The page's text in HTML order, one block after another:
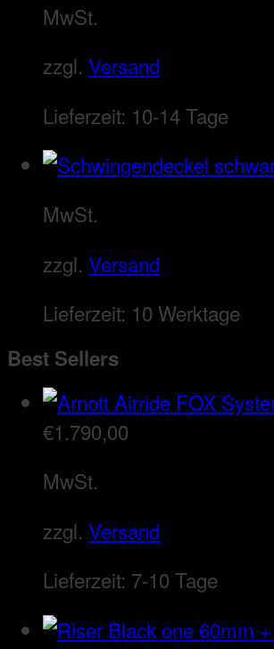
MwSt.
zzgl. Versand
Lieferzeit: 10-14 Tage
MwSt.
zzgl. Versand
Lieferzeit: 10 Werktage
Best Sellers
€1.790,00
MwSt.
zzgl. Versand
Lieferzeit: 7-10 Tage